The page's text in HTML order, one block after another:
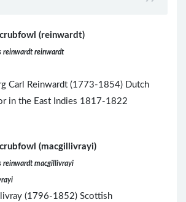
(reinwardt)
reinwardt reinwardt
Carl Reinwardt (1773-1854) Dutch
in the East Indies 1817-1822
(macgillivrayi)
reinwardt macgillivrayi
(1796-1852) Scottish